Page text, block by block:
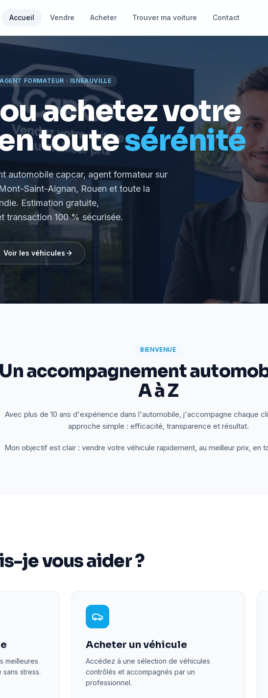
Accueil Vendre Acheter Trouver ma voiture Contact
FORMATEUR · ISNEAUVILLE
achetez votre
toutesérénité
automobile capcar, agent formateur sur
Saint-Aignan, Rouen et toute la
. Estimation gratuite,
transaction 100 % sécurisée.
Voir les véhicules
BIENVENUE
Un accompagnement
A à Z
Avec plus de 10 ans d'expérience dans l'automobile, j'accompagne chaque
approche simple : efficacité, transparence et résultat.
Mon objectif est clair : vendre votre véhicule rapidement, au meilleur prix, en
je vous aider ?
meilleures
stress.
Acheter un véhicule
Accédez à une sélection de véhicules
contrôlés et accompagnés par un
professionnel.